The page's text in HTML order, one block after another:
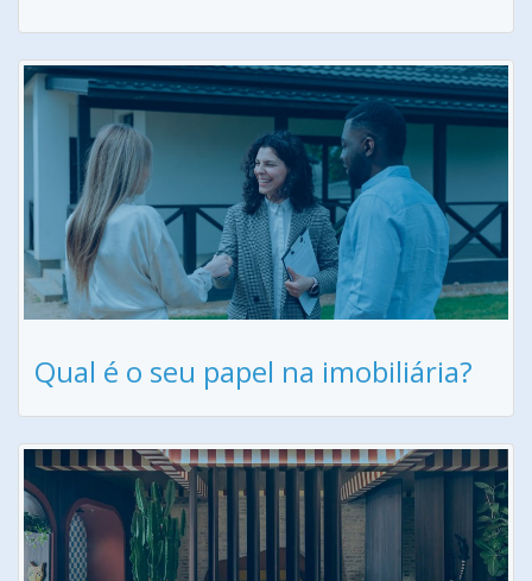
Qual é o seu papel na imobiliária?